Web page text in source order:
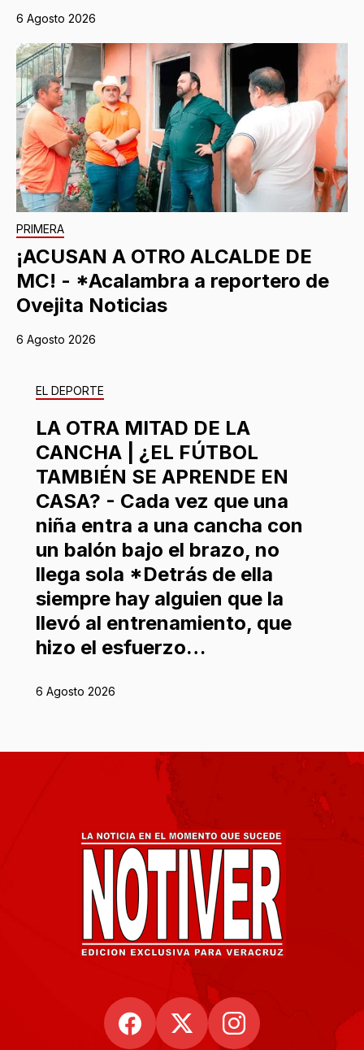
6 Agosto 2026
PRIMERA
¡ACUSAN A OTRO ALCALDE DE
MC! - *Acalambra a reportero de
Ovejita Noticias
6 Agosto 2026
EL DEPORTE
LA OTRA MITAD DE LA
CANCHA | ¿EL FÚTBOL
TAMBIÉN SE APRENDE EN
CASA? - Cada vez que una
niña entra a una cancha con
un balón bajo el brazo, no
llega sola *Detrás de ella
siempre hay alguien que la
llevó al entrenamiento, que
hizo el esfuerzo…
6 Agosto 2026